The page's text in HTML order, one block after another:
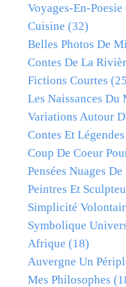
Voyages-En-Poesie
Cuisine (32)
Belles Photos De
Contes De La
Fictions Courtes
Les Naissances Du
Variations Autour
Contes Et Légendes
Coup De Coeur
Pensées Nuages
Peintres Et
Simplicité
Symbolique
Afrique (18)
Auvergne Un
Mes Philosophes